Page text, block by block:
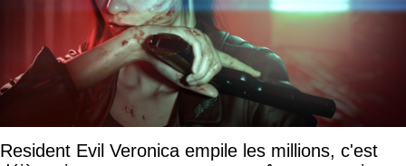
Resident Evil Veronica empile les millions, c'est